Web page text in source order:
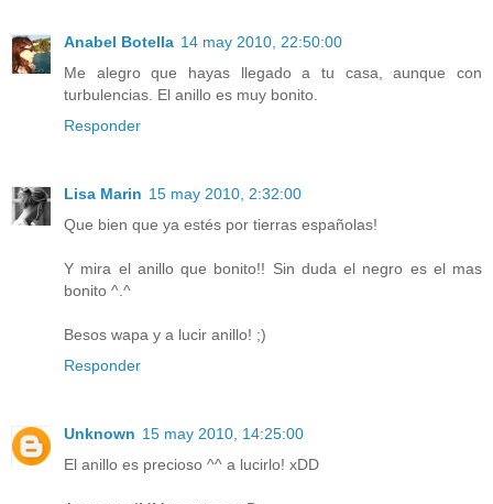
Anabel Botella 14 may 2010, 22:50:00
Me alegro que hayas llegado a tu casa, aunque con
turbulencias. El anillo es muy bonito.
Responder
Lisa Marin 15 may 2010, 2:32:00
Que bien que ya estés por tierras españolas!
Y mira el anillo que bonito!! Sin duda el negro es el mas
bonito ^.^
Besos wapa y a lucir anillo! ;)
Responder
Unknown 15 may 2010, 14:25:00
El anillo es precioso ^^ a lucirlo! xDD